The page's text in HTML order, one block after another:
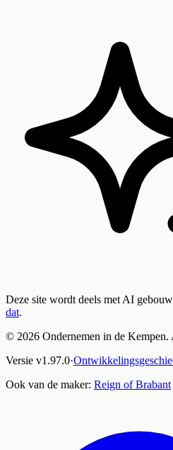
Deze site wordt deels met AI
dat.
© 2026 Ondernemen in de
Versie v1.97.0·
Ook van de maker: Reign of Brabant